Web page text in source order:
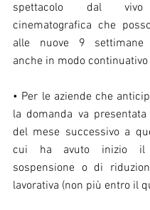
spettacolo dal
cinematografica che
alle nuove 9 settimane
anche in modo continuativo
• Per le aziende che
la domanda va
del mese successivo a
cui ha avuto inizio il
sospensione o di
lavorativa (non più entro il